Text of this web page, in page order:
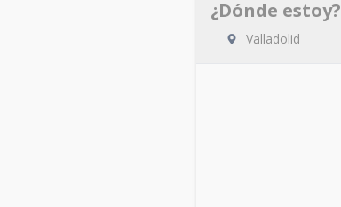
¿Dónde estoy?
Valladolid